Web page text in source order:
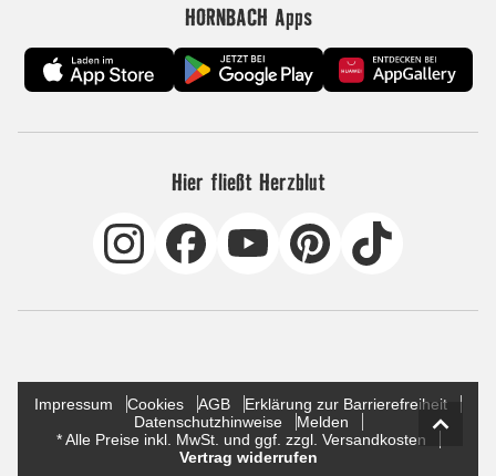
HORNBACH Apps
Hier fließt Herzblut
Impressum Cookies AGB
Erklärung zur Barrierefreiheit
Datenschutzhinweise
Melden
* Alle Preise inkl. MwSt. und ggf. zzgl. Versandkosten
Vertrag widerrufen